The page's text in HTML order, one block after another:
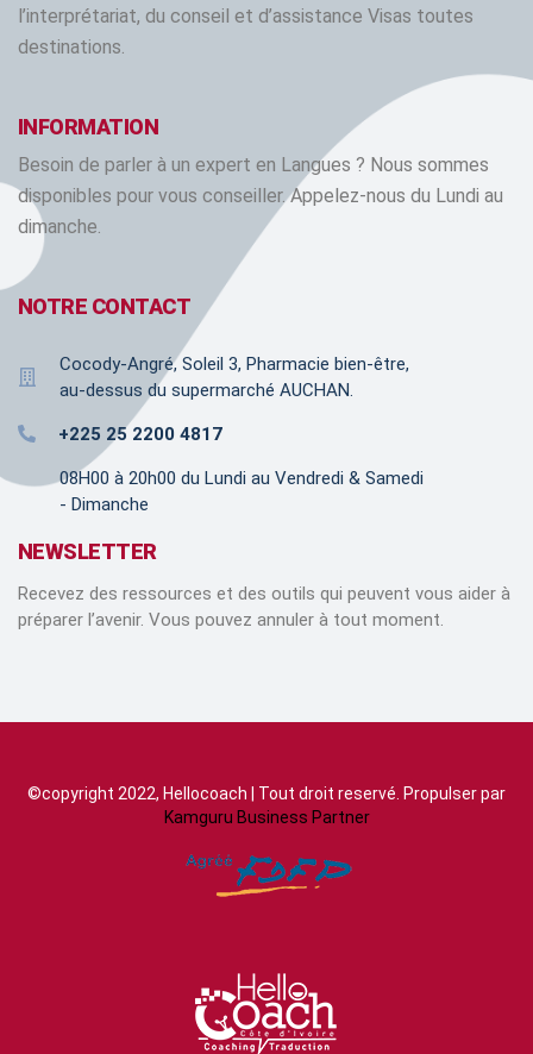
l’interprétariat, du conseil et d’assistance Visas toutes
destinations.
INFORMATION
Besoin de parler à un expert en Langues ? Nous sommes
disponibles pour vous conseiller. Appelez-nous du Lundi au
dimanche.
NOTRE CONTACT
Cocody-Angré, Soleil 3, Pharmacie bien-être,
au-dessus du supermarché AUCHAN.
+225 25 2200 4817
08H00 à 20h00 du Lundi au Vendredi & Samedi
- Dimanche
NEWSLETTER
Recevez des ressources et des outils qui peuvent vous aider à
préparer l’avenir. Vous pouvez annuler à tout moment.
©copyright 2022, Hellocoach | Tout droit reservé. Propulser par
Kamguru Business Partner